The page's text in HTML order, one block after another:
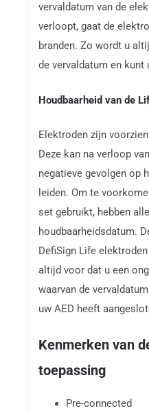
vervaldatum van de
verloopt, gaat de
branden. Zo wordt u
de vervaldatum en kunt
Houdbaarheid van de
Elektroden zijn
Deze kan na verloop
negatieve gevolgen op
leiden. Om te
set gebruikt, hebben
houdbaarheidsdatum.
DefiSign Life
altijd voor dat u een
waarvan de
uw AED heeft
Kenmerken van
toepassing
Pre-connected